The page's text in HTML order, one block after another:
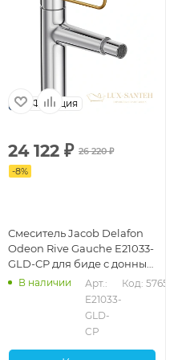
Франция
24 122 ₽ 26 220₽
-8%
Смеситель Jacob Delafon
Odeon Rive Gauche E21033-
GLD-CP для биде с донным
клапаном, хром/золотой
В наличии
Арт.:
E21033-
GLD-
CP
Код: 57654